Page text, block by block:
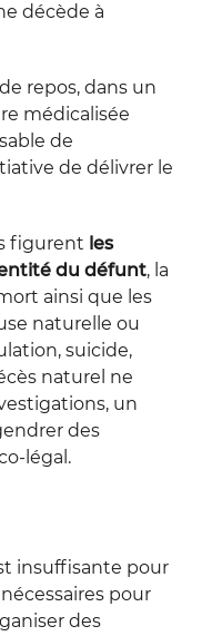
décède à
repos, dans un
médicalisée
de
de délivrer le
figurent les
du défunt, la
ainsi que les
naturelle ou
suicide,
naturel ne
un
des
légal.
insuffisante pour
pour
des